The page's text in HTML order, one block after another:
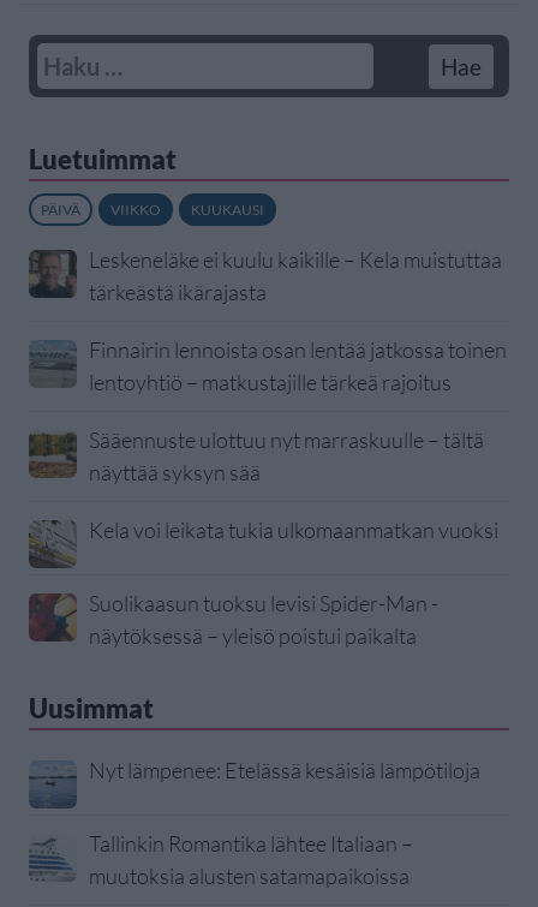
Luetuimmat
PÄIVÄ VIIKKO KUUKAUSI
Leskeneläke ei kuulu kaikille – Kela muistuttaa
tärkeästä ikärajasta
Finnairin lennoista osan lentää jatkossa toinen
lentoyhtiö – matkustajille tärkeä rajoitus
Sääennuste ulottuu nyt marraskuulle – tältä
näyttää syksyn sää
Kela voi leikata tukia ulkomaanmatkan vuoksi
Suolikaasun tuoksu levisi Spider-Man -
näytöksessä – yleisö poistui paikalta
Uusimmat
Nyt lämpenee: Etelässä kesäisiä lämpötiloja
Tallinkin Romantika lähtee Italiaan –
muutoksia alusten satamapaikoissa